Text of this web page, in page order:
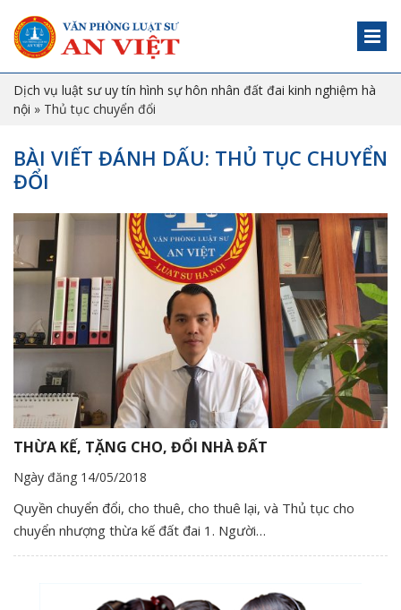
Dịch vụ luật sư uy tín hình sự hôn nhân đất đai kinh nghiệm hà
nội » Thủ tục chuyển đổi
BÀI VIẾT ĐÁNH DẤU: THỦ TỤC CHUYỂN
ĐỔI
THỪA KẾ, TẶNG CHO, ĐỔI NHÀ ĐẤT
Ngày đăng 14/05/2018
Quyền chuyển đổi, cho thuê, cho thuê lại, và Thủ tục cho
chuyển nhượng thừa kế đất đai 1. Người…